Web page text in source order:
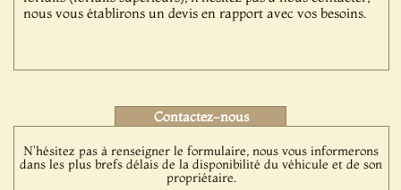
nous vous établirons un devis en rapport avec vos besoins.
Contactez-nous
N'hésitez pas à renseigner le formulaire, nous vous informerons
dans les plus brefs délais de la disponibilité du véhicule et de son
propriétaire.